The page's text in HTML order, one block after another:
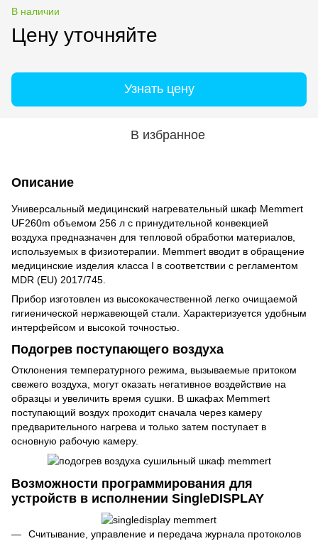
В наличии
Цену уточняйте
Узнать цену
В избранное
Описание
Универсальный медицинский нагревательный шкаф Memmert
UF260m объемом 256 л с принудительной конвекцией
воздуха предназначен для тепловой обработки материалов,
используемых в физиотерапии. Memmert вводит в обращение
медицинские изделия класса I в соответствии с регламентом
MDR (EU) 2017/745.
Прибор изготовлен из высококачественной легко очищаемой
гигиенической нержавеющей стали. Характеризуется удобным
интерфейсом и высокой точностью.
Подогрев поступающего воздуха
Отклонения температурного режима, вызываемые притоком
свежего воздуха, могут оказать негативное воздействие на
образцы и увеличить время сушки. В шкафах Memmert
поступающий воздух проходит сначала через камеру
предварительного нагрева и только затем поступает в
основную рабочую камеру.
Возможности программирования для
устройств в исполнении SingleDISPLAY
Считывание, управление и передача журнала протоколов